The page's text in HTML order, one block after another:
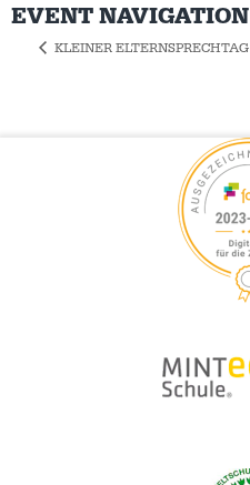
EVENT NAVIGATION
KLEINER ELTERNSPRECHTAG